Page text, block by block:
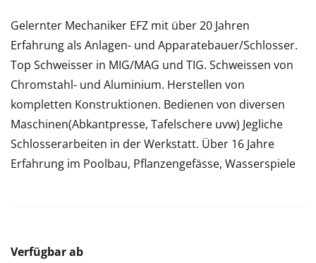
Gelernter Mechaniker EFZ mit über 20 Jahren
Erfahrung als Anlagen- und Apparatebauer/Schlosser.
Top Schweisser in MIG/MAG und TIG. Schweissen von
Chromstahl- und Aluminium. Herstellen von
kompletten Konstruktionen. Bedienen von diversen
Maschinen(Abkantpresse, Tafelschere uvw) Jegliche
Schlosserarbeiten in der Werkstatt. Über 16 Jahre
Erfahrung im Poolbau, Pflanzengefässe, Wasserspiele
Verfügbar ab